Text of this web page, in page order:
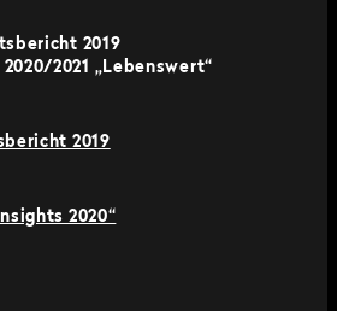
2019
2020/2021 „Lebenswert“
2019
2020“